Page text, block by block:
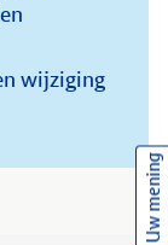
wijziging
Uw mening